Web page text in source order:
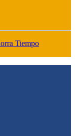
Tiempo